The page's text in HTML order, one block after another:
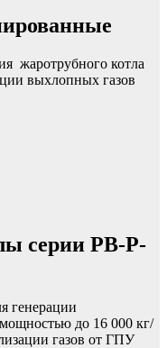
жаротрубного котла
выхлопных газов
серии PB-P-
генерации
до 16 000 кг/
газов от ГПУ